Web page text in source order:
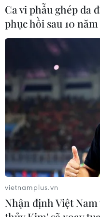
CƠ QUAN CHỦ QUẢN: THÔNG TẤN
Tổng Biên tập: TRẦN
Phó Tổng Biên tập:
THỦY
Sở hữu trí tuệ
RSS
Ngôn ngữ
Dịch vụ tin
Liên hệ
Ca vi phẫu ghép da
phục hồi sau 10 năm
vietnamplus.vn
Nhận định Việt